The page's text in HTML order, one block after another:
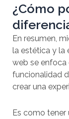
¿Cómo
En resumen,
la estética y la
web se enfoca
funcionalidad
crear una
Es como